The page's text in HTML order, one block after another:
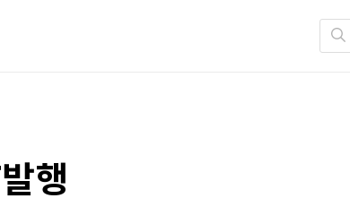
행